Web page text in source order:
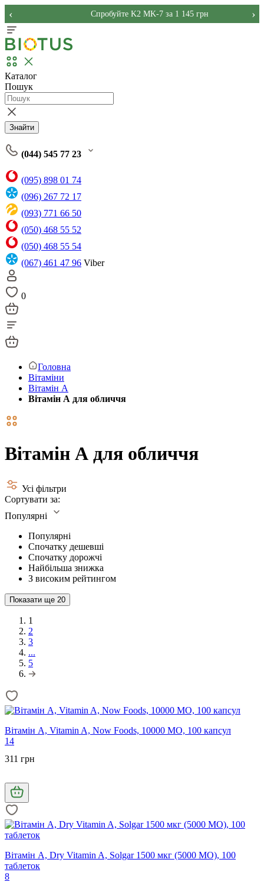
Спробуйте K2 MK-7 за 1 145 грн
‹ ›
Каталог
Пошук
Знайти
(044) 545 77 23
(095) 898 01 74
(096) 267 72 17
(093) 771 66 50
(050) 468 55 52
(050) 468 55 54
(067) 461 47 96 Viber
0
Головна
Вітаміни
Вітамін А
Вітамін А для обличчя
Вітамін А для обличчя
Усі фільтри
Сортувати за:
Популярні
Популярні
Спочатку дешевші
Спочатку дорожчі
Найбільша знижка
З високим рейтингом
Показати ще 20
1
2
3
...
5
Вітамін А, Vitamin A, Now Foods, 10000 МО, 100 капсул
14
311 грн
Вітамін А, Dry Vitamin A, Solgar 1500 мкг (5000 МО), 100
таблеток
8